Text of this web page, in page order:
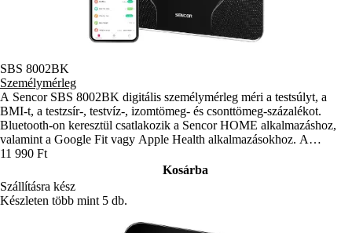
SBS 8002BK
Személymérleg
A Sencor SBS 8002BK digitális személymérleg méri a testsúlyt, a
BMI-t, a testzsír-, testvíz-, izomtömeg- és csonttömeg-százalékot.
Bluetooth-on keresztül csatlakozik a Sencor HOME alkalmazáshoz,
valamint a Google Fit vagy Apple Health alkalmazásokhoz. A
többprofilos funkciónak köszönhetően az egész család használhatja.
11 990 Ft
Kosárba
Szállításra kész
Készleten több mint 5 db.